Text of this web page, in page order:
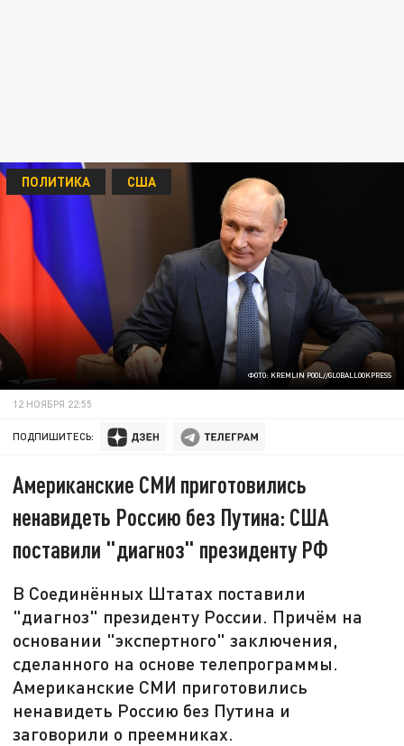
ФОТО: KREMLIN POOL//GLOBALLOOKPRESS
ПОЛИТИКА США
12 НОЯБРЯ 22:55
ПОДПИШИТЕСЬ:
Американские СМИ приготовились
ненавидеть Россию без Путина: США
поставили "диагноз" президенту РФ
В Соединённых Штатах поставили
"диагноз" президенту России. Причём на
основании "экспертного" заключения,
сделанного на основе телепрограммы.
Американские СМИ приготовились
ненавидеть Россию без Путина и
заговорили о преемниках.